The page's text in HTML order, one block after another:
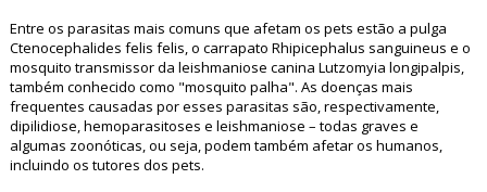
Entre os parasitas mais comuns que afetam os pets estão a pulga
Ctenocephalides felis felis, o carrapato Rhipicephalus sanguineus e o
mosquito transmissor da leishmaniose canina Lutzomyia longipalpis,
também conhecido como "mosquito palha". As doenças mais
frequentes causadas por esses parasitas são, respectivamente,
dipilidiose, hemoparasitoses e leishmaniose – todas graves e
algumas zoonóticas, ou seja, podem também afetar os humanos,
incluindo os tutores dos pets.